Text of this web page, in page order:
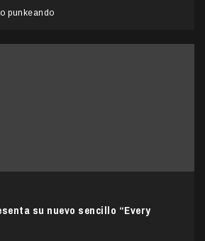
punkeando
su nuevo sencillo “Every